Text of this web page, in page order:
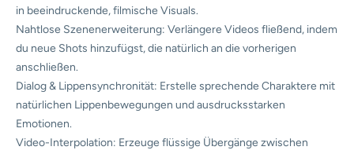
in beeindruckende, filmische Visuals.
Nahtlose Szenenerweiterung: Verlängere Videos fließend, indem
du neue Shots hinzufügst, die natürlich an die vorherigen
anschließen.
Dialog & Lippensynchronität: Erstelle sprechende Charaktere mit
natürlichen Lippenbewegungen und ausdrucksstarken
Emotionen.
Video-Interpolation: Erzeuge flüssige Übergänge zwischen